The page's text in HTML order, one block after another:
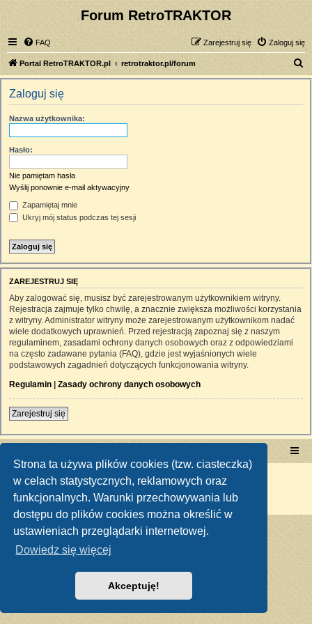
Strona ta używa plików cookies (tzw. ciasteczka)
w celach statystycznych, reklamowych oraz
funkcjonalnych. Warunki przechowywania lub
dostępu do plików cookies można określić w
ustawieniach przeglądarki internetowej.
Dowiedz się więcej
Akceptuję!
Forum RetroTRAKTOR
FAQ Zaloguj się
Zarejestruj się
Portal RetroTRAKTOR.pl retrotraktor.pl/forum
z
Zaloguj się
Nazwa użytkownika:
Hasło:
Nie pamiętam hasła
Wyślij ponownie e-mail aktywacyjny
Zapamiętaj mnie
Ukryj mój status podczas tej sesji
ZAREJESTRUJ SIĘ
Aby zalogować się, musisz być zarejestrowanym użytkownikiem witryny.
Rejestracja zajmuje tylko chwilę, a znacznie zwiększa możliwości korzystania
z witryny. Administrator witryny może zarejestrowanym użytkownikom nadać
wiele dodatkowych uprawnień. Przed rejestracją zapoznaj się z naszym
regulaminem, zasadami ochrony danych osobowych oraz z odpowiedziami
na często zadawane pytania (FAQ), gdzie jest wyjaśnionych wiele
podstawowych zagadnień dotyczących funkcjonowania witryny.
Regulamin | Zasady ochrony danych osobowych
Zarejestruj się
Technologię dostarcza phpBB ® Forum Software © phpBB Limited
Polski pakiet językowy dostarcza
Zasady ochrony danych osobowych|Regulamin